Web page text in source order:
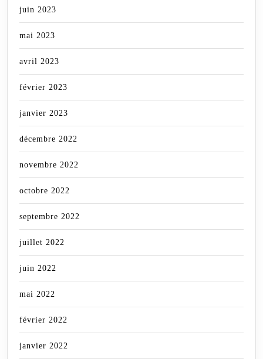
juin 2023
mai 2023
avril 2023
février 2023
janvier 2023
décembre 2022
novembre 2022
octobre 2022
septembre 2022
juillet 2022
juin 2022
mai 2022
février 2022
janvier 2022